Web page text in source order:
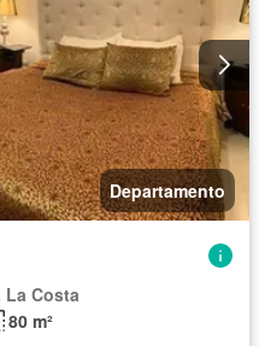
Departamento
Costa
80 m²